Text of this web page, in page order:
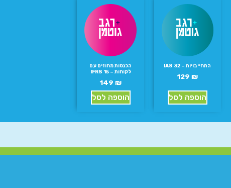
התחייבויות – IAS 32
129 ₪
הוספה לסל
הכנסות מחוזים עם
לקוחות – IFRS 15
149 ₪
הוספה לסל